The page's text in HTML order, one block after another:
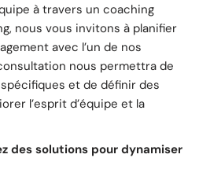
à travers un coaching
nous vous invitons à planifier
avec l’un de nos
nous permettra de
et de définir des
l’esprit d’équipe et la
des solutions pour dynamiser